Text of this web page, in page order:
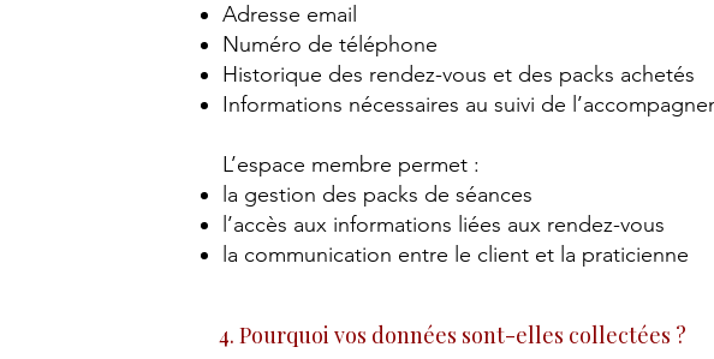
Adresse email
Numéro de téléphone
Historique des rendez-vous et des packs achetés
Informations nécessaires au suivi de
L’espace membre permet :
la gestion des packs de séances
l’accès aux informations liées aux rendez-vous
la communication entre le client et la praticienne
4. Pourquoi vos données sont-elles collectées ?